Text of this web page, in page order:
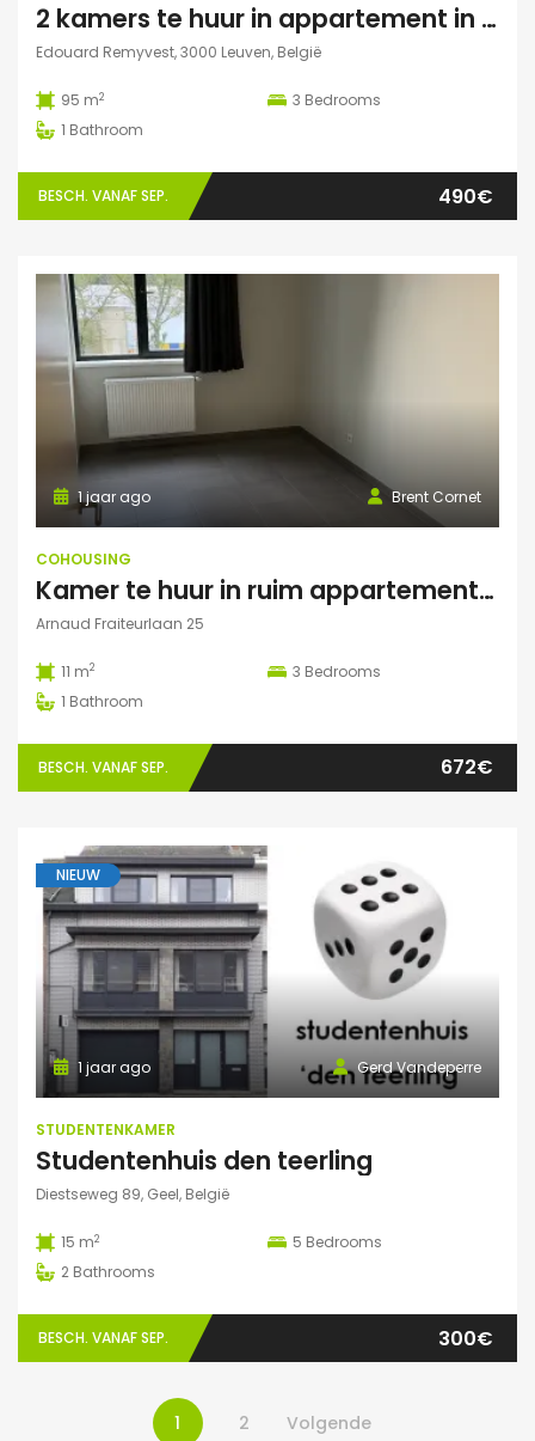
2 kamers te huur in appartement in Leuven
Edouard Remyvest, 3000 Leuven, België
95 m2 3 Bedrooms
1 Bathroom
BESCH. VANAF SEP. 490€
Brent Cornet
1 jaar ago
COHOUSING
Kamer te huur in ruim appartement (Elsene)
Arnaud Fraiteurlaan 25
11 m2 3 Bedrooms
1 Bathroom
BESCH. VANAF SEP. 672€
NIEUW
Gerd Vandeperre
1 jaar ago
STUDENTENKAMER
Studentenhuis den teerling
Diestseweg 89, Geel, België
15 m2 5 Bedrooms
2 Bathrooms
BESCH. VANAF SEP. 300€
1 2 Volgende